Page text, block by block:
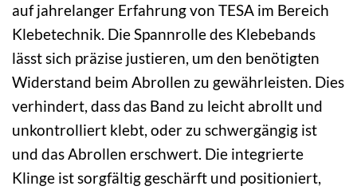
auf jahrelanger Erfahrung von TESA im Bereich
Klebetechnik. Die Spannrolle des Klebebands
lässt sich präzise justieren, um den benötigten
Widerstand beim Abrollen zu gewährleisten. Dies
verhindert, dass das Band zu leicht abrollt und
unkontrolliert klebt, oder zu schwergängig ist
und das Abrollen erschwert. Die integrierte
Klinge ist sorgfältig geschärft und positioniert,